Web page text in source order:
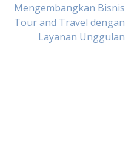
Mengembangkan Bisnis
Tour and Travel dengan
Layanan Unggulan